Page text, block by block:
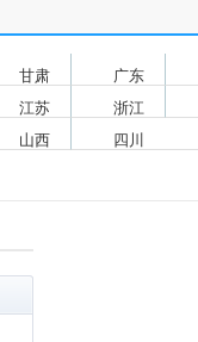
甘肃
广东
江苏
浙江
山西
四川